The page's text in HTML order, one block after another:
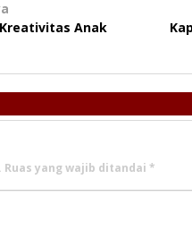
Anak
Ruas yang wajib ditandai *